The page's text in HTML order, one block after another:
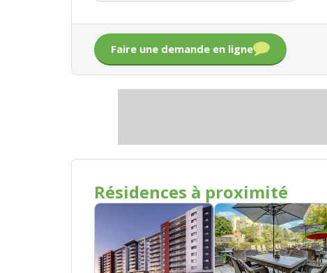
Faire une demande en ligne
Résidences à proximité